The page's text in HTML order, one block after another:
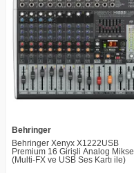
Behringer
Behringer Xenyx X1222USB
Premium 16 Girişli Analog Mikser
(Multi-FX ve USB Ses Kartı ile)